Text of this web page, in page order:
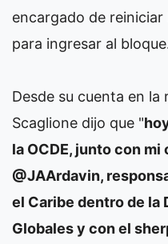
encargado de
para ingresar al
Desde su cuenta en
Scaglione dijo que "
la OCDE, junto con mi
@JAArdavin,
el Caribe dentro de la
Globales y con el